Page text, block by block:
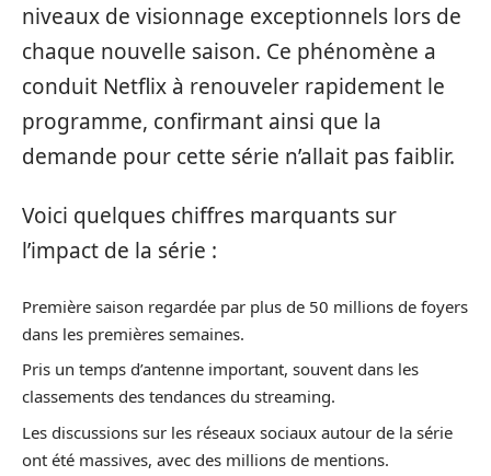
niveaux de visionnage exceptionnels lors de
chaque nouvelle saison. Ce phénomène a
conduit Netflix à renouveler rapidement le
programme, confirmant ainsi que la
demande pour cette série n’allait pas faiblir.
Voici quelques chiffres marquants sur
l’impact de la série :
Première saison regardée par plus de 50 millions de foyers
dans les premières semaines.
Pris un temps d’antenne important, souvent dans les
classements des tendances du streaming.
Les discussions sur les réseaux sociaux autour de la série
ont été massives, avec des millions de mentions.